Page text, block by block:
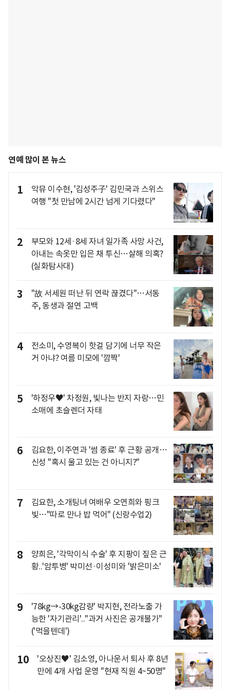
연예 많이 본 뉴스
1
악뮤 이수현, '김성주子' 김민국과 스위스
여행 "첫 만남에 2시간 넘게 기다렸다"
2
부모와 12세·8세 자녀 일가족 사망 사건,
아내는 속옷만 입은 채 투신…살해 의혹?
(실화탐사대)
3
"故 서세원 떠난 뒤 연락 끊겼다"…서동
주, 동생과 절연 고백
4
전소미, 수영복이 핫걸 담기에 너무 작은
거 아냐? 여름 미모에 '깜짝'
5
'하정우♥' 차정원, 빛나는 반지 자랑…민
소매에 초슬렌더 자태
6
김요한, 이주연과 '썸 종료' 후 근황 공개…
신성 "혹시 울고 있는 건 아니지?"
7
김요한, 소개팅녀 여배우 오연희와 핑크
빛…"따로 만나 밥 먹어" (신랑수업2)
8
양희은, '각막이식 수술' 후 지팡이 짚은 근
황..'암투병' 박미선·이성미와 '밝은미소'
9
'78kg→-30kg감량' 박지현, 전라노출 가
능한 '자기관리'.."과거 사진은 공개불가"
('먹을텐데')
10
'오상진♥' 김소영, 아나운서 퇴사 후 8년
만에 4개 사업 운영 "현재 직원 4~50명"